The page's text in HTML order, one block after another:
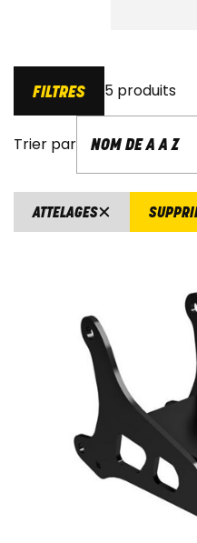
FILTRES 5 produits
Trier par
ATTELAGES